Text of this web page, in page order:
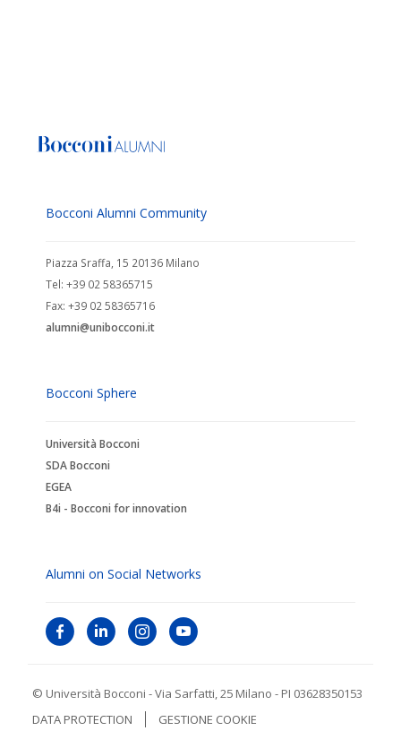
Bocconi Alumni Community
Piazza Sraffa, 15 20136 Milano
Tel: +39 02 58365715
Fax: +39 02 58365716
alumni@unibocconi.it
Bocconi Sphere
Università Bocconi
SDA Bocconi
EGEA
B4i - Bocconi for innovation
Alumni on Social Networks
© Università Bocconi - Via Sarfatti, 25 Milano - PI 03628350153
DATA PROTECTION
GESTIONE COOKIE